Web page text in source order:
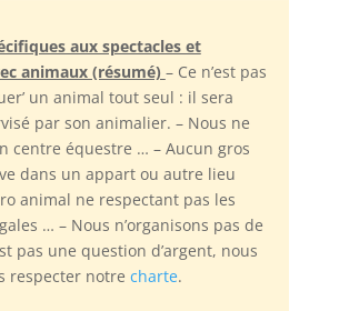
aux spectacles et
animaux (résumé) – Ce n’est pas
un animal tout seul : il sera
par son animalier. – Nous ne
centre équestre … – Aucun gros
dans un appart ou autre lieu
animal ne respectant pas les
… – Nous n’organisons pas de
pas une question d’argent, nous
respecter notre charte.